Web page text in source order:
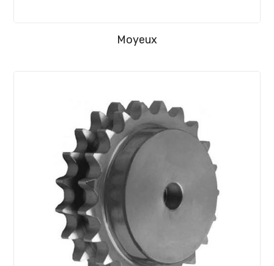
Moyeux